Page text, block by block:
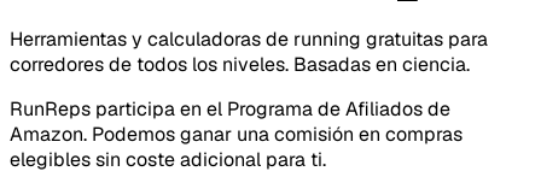
Herramientas y calculadoras de running gratuitas para
corredores de todos los niveles. Basadas en ciencia.
RunReps participa en el Programa de Afiliados de
Amazon. Podemos ganar una comisión en compras
elegibles sin coste adicional para ti.